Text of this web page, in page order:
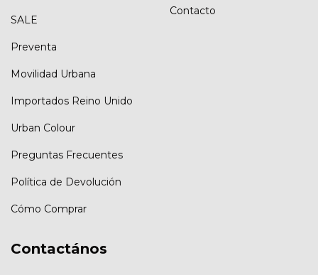
SALE
Preventa
Movilidad Urbana
Importados Reino Unido
Urban Colour
Preguntas Frecuentes
Política de Devolución
Cómo Comprar
Contacto
Contactános